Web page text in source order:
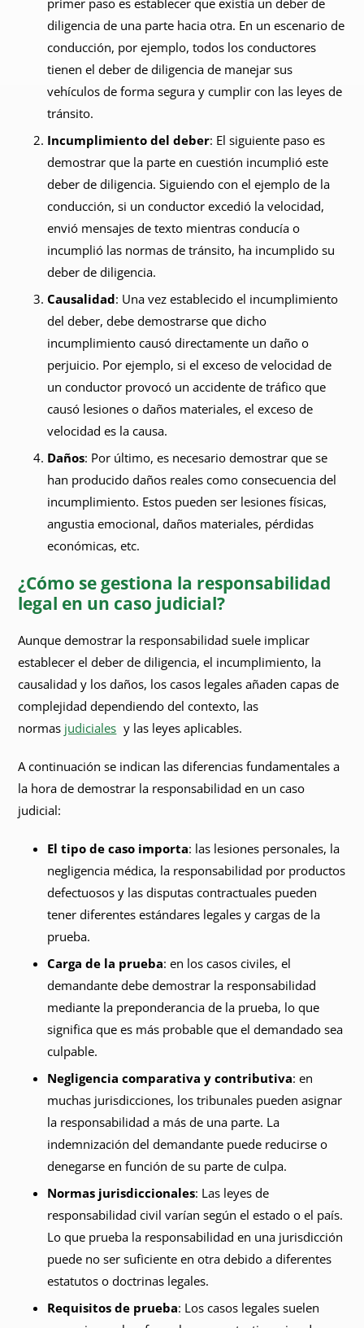
diligencia de una parte hacia otra. En un escenario de
conducción, por ejemplo, todos los conductores
tienen el deber de diligencia de manejar sus
vehículos de forma segura y cumplir con las leyes de
tránsito.
Incumplimiento del deber: El siguiente paso es
demostrar que la parte en cuestión incumplió este
deber de diligencia. Siguiendo con el ejemplo de la
conducción, si un conductor excedió la velocidad,
envió mensajes de texto mientras conducía o
incumplió las normas de tránsito, ha incumplido su
deber de diligencia.
Causalidad: Una vez establecido el incumplimiento
del deber, debe demostrarse que dicho
incumplimiento causó directamente un daño o
perjuicio. Por ejemplo, si el exceso de velocidad de
un conductor provocó un accidente de tráfico que
causó lesiones o daños materiales, el exceso de
velocidad es la causa.
Daños: Por último, es necesario demostrar que se
han producido daños reales como consecuencia del
incumplimiento. Estos pueden ser lesiones físicas,
angustia emocional, daños materiales, pérdidas
económicas, etc.
¿Cómo se gestiona la responsabilidad
legal en un caso judicial?
Aunque demostrar la responsabilidad suele implicar
establecer el deber de diligencia, el incumplimiento, la
causalidad y los daños, los casos legales añaden capas de
complejidad dependiendo del contexto, las
normas judiciales y las leyes aplicables.
A continuación se indican las diferencias fundamentales a
la hora de demostrar la responsabilidad en un caso
judicial:
El tipo de caso importa: las lesiones personales, la
negligencia médica, la responsabilidad por productos
defectuosos y las disputas contractuales pueden
tener diferentes estándares legales y cargas de la
prueba.
Carga de la prueba: en los casos civiles, el
demandante debe demostrar la responsabilidad
mediante la preponderancia de la prueba, lo que
significa que es más probable que el demandado sea
culpable.
Negligencia comparativa y contributiva: en
muchas jurisdicciones, los tribunales pueden asignar
la responsabilidad a más de una parte. La
indemnización del demandante puede reducirse o
denegarse en función de su parte de culpa.
Normas jurisdiccionales: Las leyes de
responsabilidad civil varían según el estado o el país.
Lo que prueba la responsabilidad en una jurisdicción
puede no ser suficiente en otra debido a diferentes
estatutos o doctrinas legales.
Requisitos de prueba: Los casos legales suelen